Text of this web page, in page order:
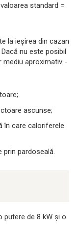
standard =
la ieșirea din cazan
nu este posibil
aproximativ -
ascunse;
în care caloriferele
prin pardoseală.
putere de 8 kW și o